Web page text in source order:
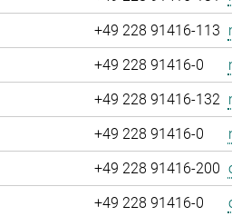
+49 228 91416-113
+49 228 91416-0
+49 228 91416-132
+49 228 91416-0
+49 228 91416-200
+49 228 91416-0